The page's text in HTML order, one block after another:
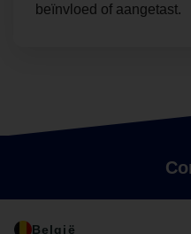
beïnvloed of aangetast.
België